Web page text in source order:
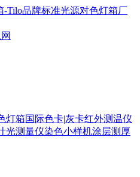
灯箱国际色卡|灰卡红外测温仪
光测量仪染色小样机涂层测厚